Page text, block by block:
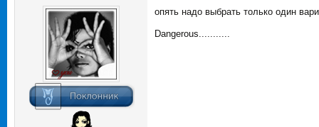
опять надо выбрать только один
Dangerous...........